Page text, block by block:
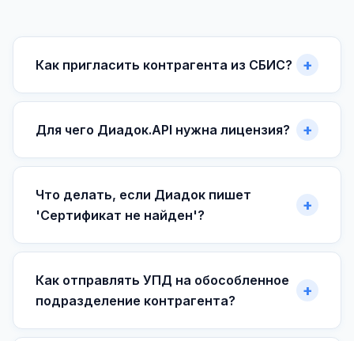
Как пригласить контрагента из СБИС?
Для чего Диадок.API нужна лицензия?
Что делать, если Диадок пишет
'Сертификат не найден'?
Как отправлять УПД на обособленное
подразделение контрагента?